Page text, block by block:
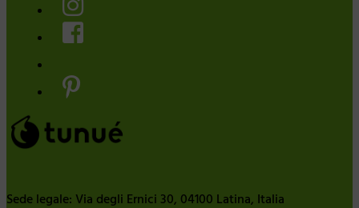
Sede legale: Via degli Ernici 30, 04100 Latina, Italia